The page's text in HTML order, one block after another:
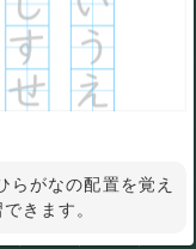
がなの配置を覚え
きます。